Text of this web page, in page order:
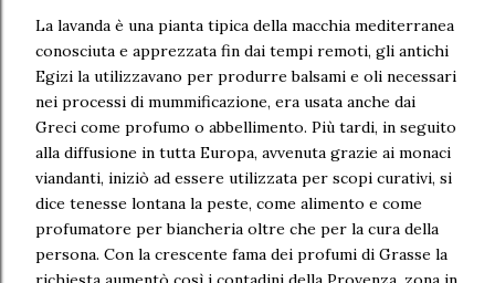
La lavanda è una pianta tipica della macchia mediterranea
conosciuta e apprezzata fin dai tempi remoti, gli antichi
Egizi la utilizzavano per produrre balsami e oli necessari
nei processi di mummificazione, era usata anche dai
Greci come profumo o abbellimento. Più tardi, in seguito
alla diffusione in tutta Europa, avvenuta grazie ai monaci
viandanti, iniziò ad essere utilizzata per scopi curativi, si
dice tenesse lontana la peste, come alimento e come
profumatore per biancheria oltre che per la cura della
persona. Con la crescente fama dei profumi di Grasse la